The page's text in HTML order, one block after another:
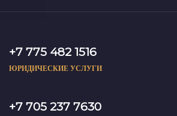
+7 775 482 1516
ЮРИДИЧЕСКИЕ УСЛУГИ
+7 705 237 7630